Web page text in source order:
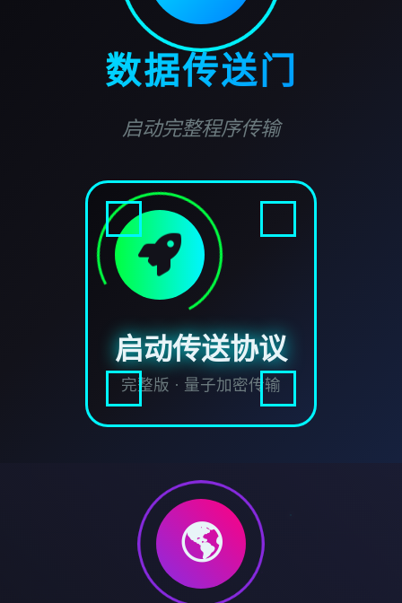
数据传送门
启动完整程序传输
启动传送协议
完整版 · 量子加密传输
🌎